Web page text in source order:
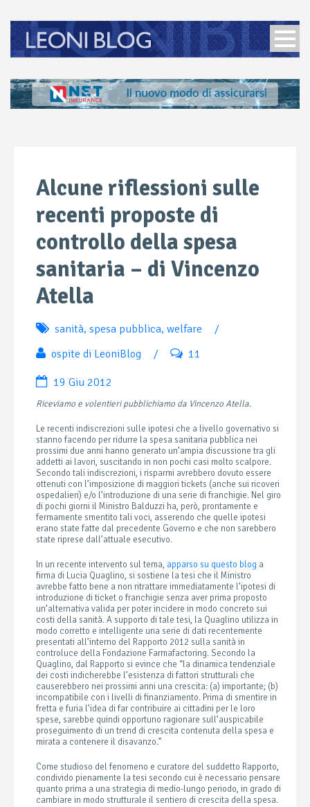
Alcune riflessioni sulle
recenti proposte di
controllo della spesa
sanitaria – di Vincenzo
Atella
sanità, spesa pubblica, welfare
/
ospite di LeoniBlog
/ 11
19 Giu 2012
Riceviamo e volentieri pubblichiamo da Vincenzo Atella.
Le recenti indiscrezioni sulle ipotesi che a livello governativo si
stanno facendo per ridurre la spesa sanitaria pubblica nei
prossimi due anni hanno generato un’ampia discussione tra gli
addetti ai lavori, suscitando in non pochi casi molto scalpore.
Secondo tali indiscrezioni, i risparmi avrebbero dovuto essere
ottenuti con l’imposizione di maggiori tickets (anche sui ricoveri
ospedalieri) e/o l’introduzione di una serie di franchigie. Nel giro
di pochi giorni il Ministro Balduzzi ha, però, prontamente e
fermamente smentito tali voci, asserendo che quelle ipotesi
erano state fatte dal precedente Governo e che non sarebbero
state riprese dall’attuale esecutivo.
In un recente intervento sul tema, apparso su questo blog a
firma di Lucia Quaglino, si sostiene la tesi che il Ministro
avrebbe fatto bene a non ritrattare immediatamente l’ipotesi di
introduzione di ticket o franchigie senza aver prima proposto
un’alternativa valida per poter incidere in modo concreto sui
costi della sanità. A supporto di tale tesi, la Quaglino utilizza in
modo corretto e intelligente una serie di dati recentemente
presentati all’interno del Rapporto 2012 sulla sanità in
controluce della Fondazione Farmafactoring. Secondo la
Quaglino, dal Rapporto si evince che “la dinamica tendenziale
dei costi indicherebbe l’esistenza di fattori strutturali che
causerebbero nei prossimi anni una crescita: (a) importante; (b)
incompatibile con i livelli di finanziamento. Prima di smentire in
fretta e furia l’idea di far contribuire ai cittadini per le loro
spese, sarebbe quindi opportuno ragionare sull’auspicabile
proseguimento di un trend di crescita contenuta della spesa e
mirata a contenere il disavanzo.”
Come studioso del fenomeno e curatore del suddetto Rapporto,
condivido pienamente la tesi secondo cui è necessario pensare
quanto prima a una strategia di medio-lungo periodo, in grado di
cambiare in modo strutturale il sentiero di crescita della spesa.